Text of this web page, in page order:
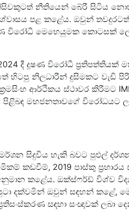
නීතියෙන් බේරී සිටිය
පළ කළේය. ඔවුන්
විරෝධී මෙහෙයුමක කොටසක්
දී දූෂණ විරෝධී ප්‍රතිපත්තියක්
හිටපු නිලධාරීන් දුසිමකට වැඩි
ආර්ථිකය ස්ථාවර කිරීමට
මහජනතාවගේ විරෝධයට
සිදුවිය හැකි බවට පුළුල්
කඩවීම්, 2019 පාස්කු
කළේය. ඔක්ස්ෆර්ඩ් විශ්ව
දක්වමින් ඔවුන් සඳහන් කළේ,
සඳහා සංඥාවක් ලබා